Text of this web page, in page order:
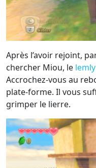
Après l’avoir rejoint,
chercher Miou, le lemly
Accrochez-vous au
plate-forme. Il vous
grimper le lierre.